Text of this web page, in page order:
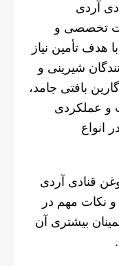
آردی
تخصصی و
هدف تأمین نیاز
شیرینی و
بافتی جامد،
و عملکردی
انواع
قنادی آردی
و نکات مهم در
بیشتری آن